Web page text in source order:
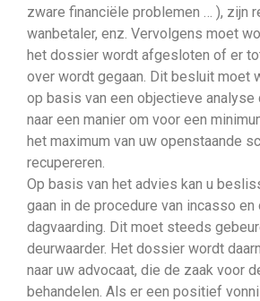
zware financiële problemen … ), zijn
wanbetaler, enz. Vervolgens moet
het dossier wordt afgesloten of er
over wordt gegaan. Dit besluit moet
op basis van een objectieve
naar een manier om voor een
het maximum van uw openstaande
recupereren.
Op basis van het advies kan u
gaan in de procedure van incasso
dagvaarding. Dit moet steeds
deurwaarder. Het dossier wordt
naar uw advocaat, die de zaak voor
behandelen. Als er een positief